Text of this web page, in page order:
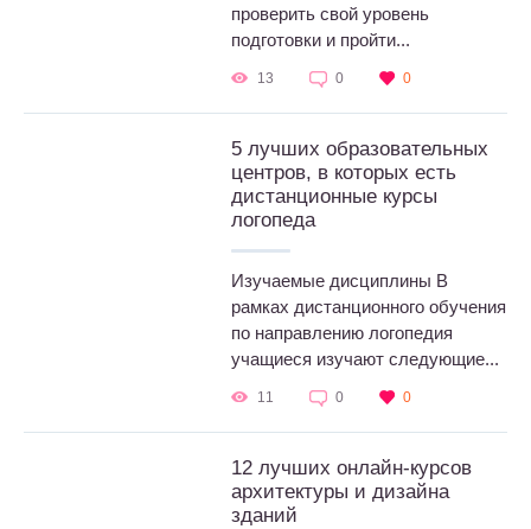
проверить свой уровень
подготовки и пройти...
13 0 0
5 лучших образовательных
центров, в которых есть
дистанционные курсы
логопеда
Изучаемые дисциплины В
рамках дистанционного обучения
по направлению логопедия
учащиеся изучают следующие...
11 0 0
12 лучших онлайн-курсов
архитектуры и дизайна
зданий